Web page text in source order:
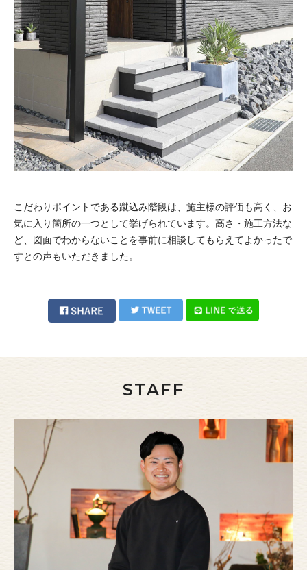
こだわりポイントである蹴込み階段は、施主様の評価も高く、お
気に入り箇所の一つとして挙げられています。高さ・施工方法な
ど、図面でわからないことを事前に相談してもらえてよかったで
すとの声もいただきました。
STAFF